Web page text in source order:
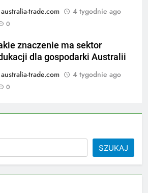
australia-trade.com
4 tygodnie ago
0
znaczenie ma sektor
dla gospodarki Australii
australia-trade.com
4 tygodnie ago
0
SZUKAJ